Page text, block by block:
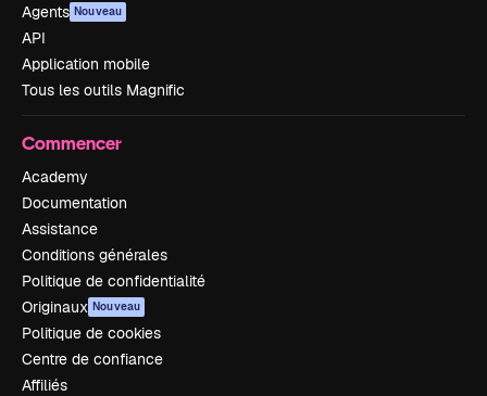
Agents Nouveau
API
Application mobile
Tous les outils Magnific
Commencer
Academy
Documentation
Assistance
Conditions générales
Politique de confidentialité
Originaux Nouveau
Politique de cookies
Centre de confiance
Affiliés